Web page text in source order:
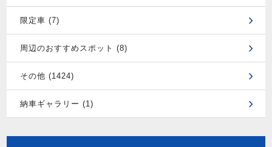
限定車 (7)
周辺のおすすめスポット (8)
その他 (1424)
納車ギャラリー (1)